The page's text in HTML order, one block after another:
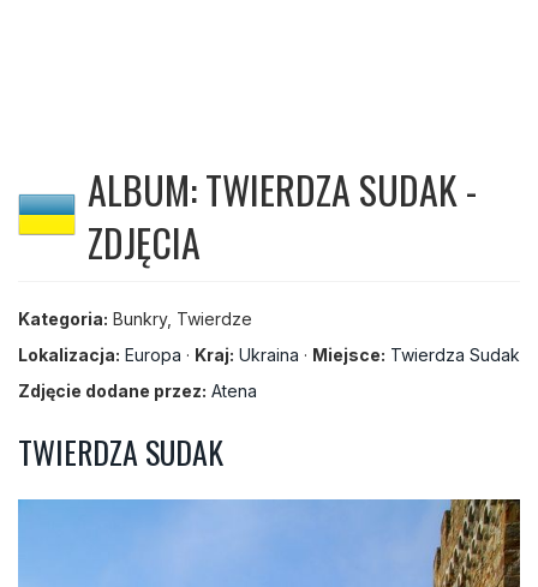
ALBUM: TWIERDZA SUDAK -
ZDJĘCIA
Kategoria: Bunkry, Twierdze
Lokalizacja: Europa · Kraj: Ukraina · Miejsce: Twierdza Sudak
Zdjęcie dodane przez: Atena
TWIERDZA SUDAK